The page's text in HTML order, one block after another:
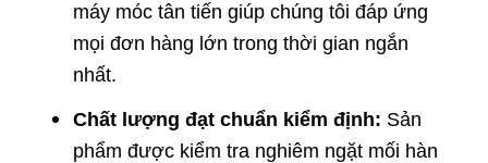
máy móc tân tiến giúp chúng tôi đáp ứng
mọi đơn hàng lớn trong thời gian ngắn
nhất.
Chất lượng đạt chuẩn kiểm định: Sản
phẩm được kiểm tra nghiêm ngặt mối hàn